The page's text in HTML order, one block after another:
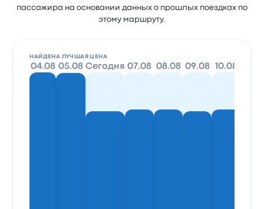
пассажира на основании данных о прошлых поездках по
этому маршруту.
НАЙДЕНА ЛУЧШАЯ ЦЕНА
04.08 05.08 Сегодня 07.08 08.08 09.08 10.08